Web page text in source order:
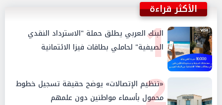
الأكثر قراءة
1
البنك العربي يطلق حملة "الاسترداد النقدي
الصيفية" لحاملي بطاقات فيزا الائتمانية
«تنظيم الإتصالات» يوضح حقيقة تسجيل خطوط
محمول بأسماء مواطنين دون علمهم